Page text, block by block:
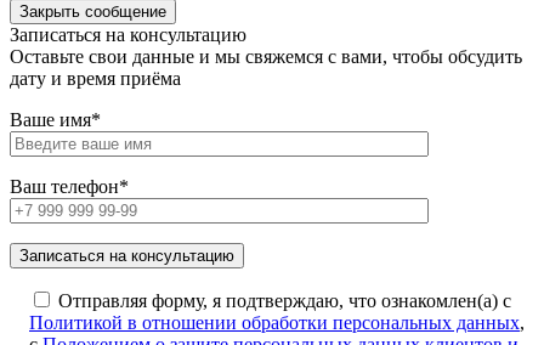
Закрыть сообщение
Записаться на консультацию
Оставьте свои данные и мы свяжемся с вами, чтобы обсудить
дату и время приёма
Ваше имя*
Ваш телефон*
Отправляя форму, я подтверждаю, что ознакомлен(а) с
Политикой в отношении обработки персональных данных,